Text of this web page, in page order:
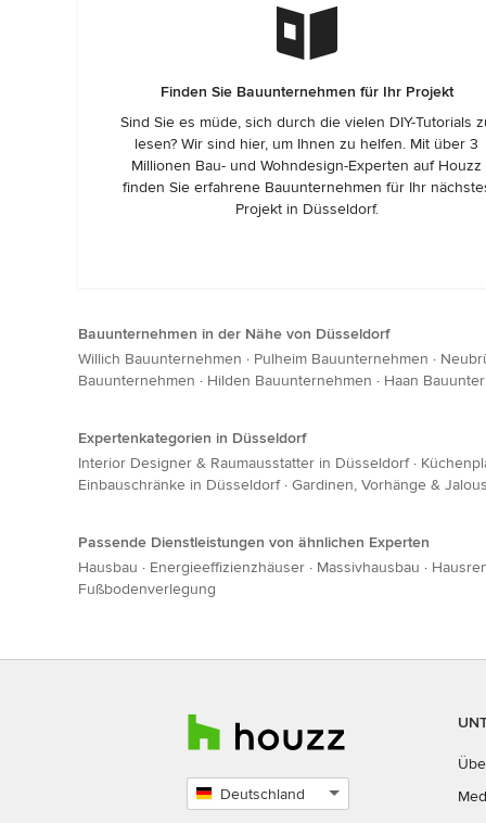
Finden Sie Bauunternehmen für Ihr Projekt
Sind Sie es müde, sich durch die vielen DIY-Tutorials
lesen? Wir sind hier, um Ihnen zu helfen. Mit über 3
Millionen Bau- und Wohndesign-Experten auf Houzz
finden Sie erfahrene Bauunternehmen für Ihr
Projekt in Düsseldorf.
Bauunternehmen in der Nähe von Düsseldorf
Willich Bauunternehmen · Pulheim Bauunternehmen ·
Bauunternehmen · Hilden Bauunternehmen · Haan
Expertenkategorien in Düsseldorf
Interior Designer & Raumausstatter in Düsseldorf·
Einbauschränke in Düsseldorf· Gardinen, Vorhänge &
Passende Dienstleistungen von ähnlichen Experten
Hausbau · Energieeffizienzhäuser · Massivhausbau ·
Fußbodenverlegung
Deutschland